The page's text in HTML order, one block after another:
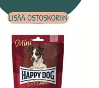
LISÄÄ OSTOSKORIIN